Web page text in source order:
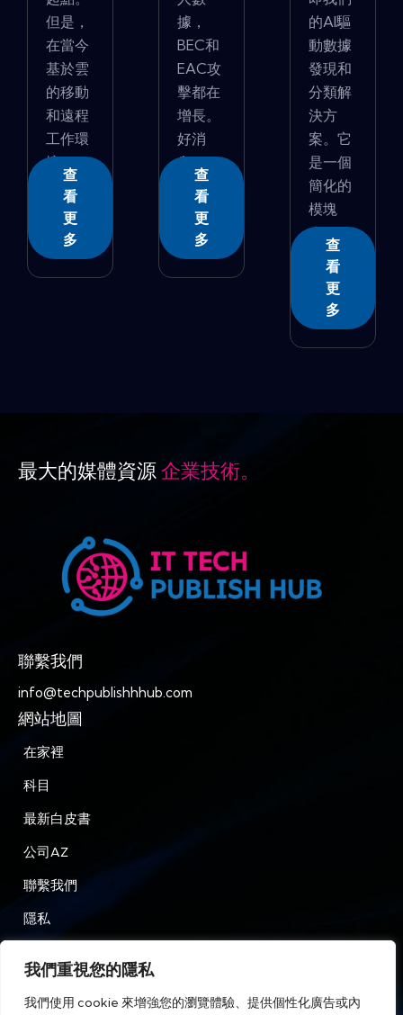
我們重視您的隱私
我們使用 cookie 來增強您的瀏覽體驗、提供個性化廣告或內
但是，
在當今
基於雲
的移動
和遠程
工作環
境...
查
看
更
多
據，
BEC和
EAC攻
擊都在
增長。
好消
息...
查
看
更
多
的AI驅
動數據
發現和
分類解
決方
案。它
是一個
簡化的
模塊
�...
查
看
更
多
最大的媒體資源 企業技術。
聯繫我們
info@techpublishhhub.com
網站地圖
在家裡
科目
最新白皮書
公司AZ
聯繫我們
隱私